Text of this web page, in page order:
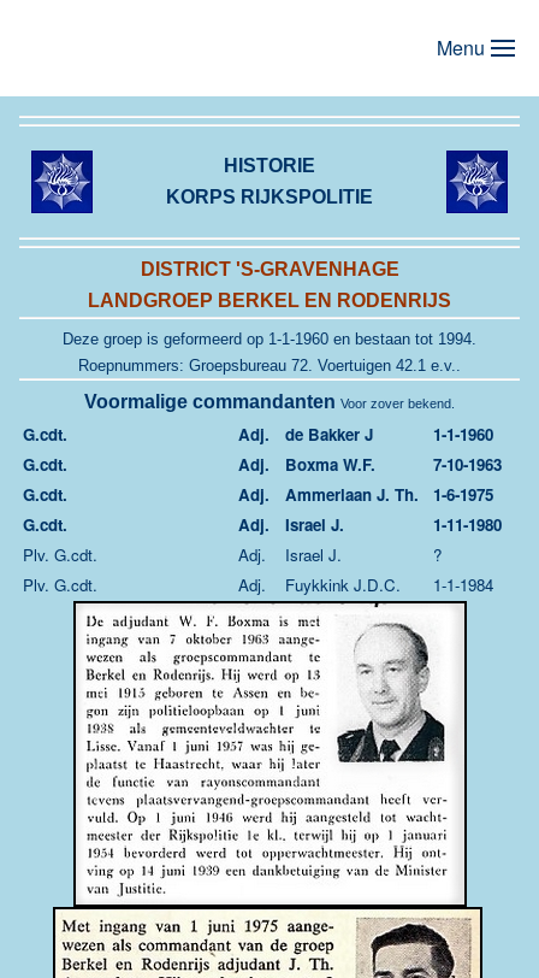
Menu
HISTORIE
KORPS RIJKSPOLITIE
DISTRICT 'S-GRAVENHAGE
LANDGROEP BERKEL EN RODENRIJS
Deze groep is geformeerd op 1-1-1960 en bestaan tot 1994.
Roepnummers: Groepsbureau 72. Voertuigen 42.1 e.v..
Voormalige commandanten Voor zover bekend.
G.cdt. Adj. de Bakker J
1-1-1960
G.cdt.
Adj. Boxma W.F.
7-10-1963
G.cdt.
Adj. Ammerlaan J. Th.
1-6-1975
G.cdt.
Adj. Israel J.
1-11-1980
Plv. G.cdt.
Adj. Israel J.
?
Plv. G.cdt.
Adj. Fuykkink J.D.C. 1-1-1984